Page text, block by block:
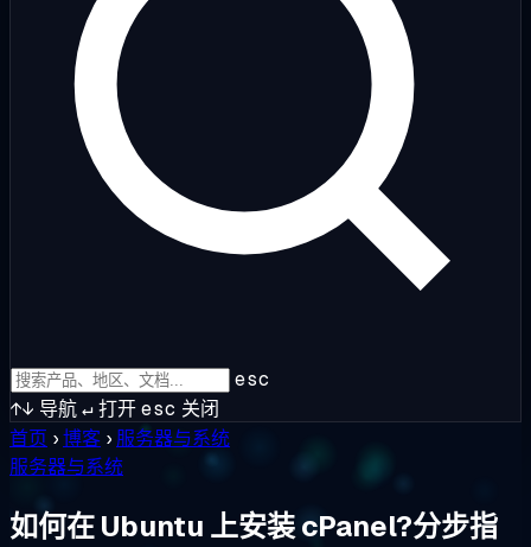
esc
↑↓ 导航↵打开esc 关闭
首页 ›博客 › 服务器与系统
服务器与系统
如何在 Ubuntu 上安装 cPanel?分步指